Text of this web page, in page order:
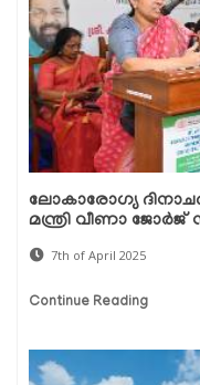
ലോകാരോഗ്യ
മന്ത്രി വീണാ ജോർജ്
7th of April 2025
Continue Reading